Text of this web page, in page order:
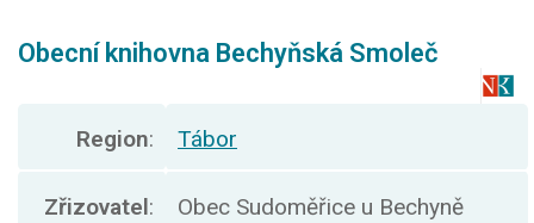
Obecní knihovna Bechyňská Smoleč
Region: Tábor
Zřizovatel: Obec Sudoměřice u Bechyně